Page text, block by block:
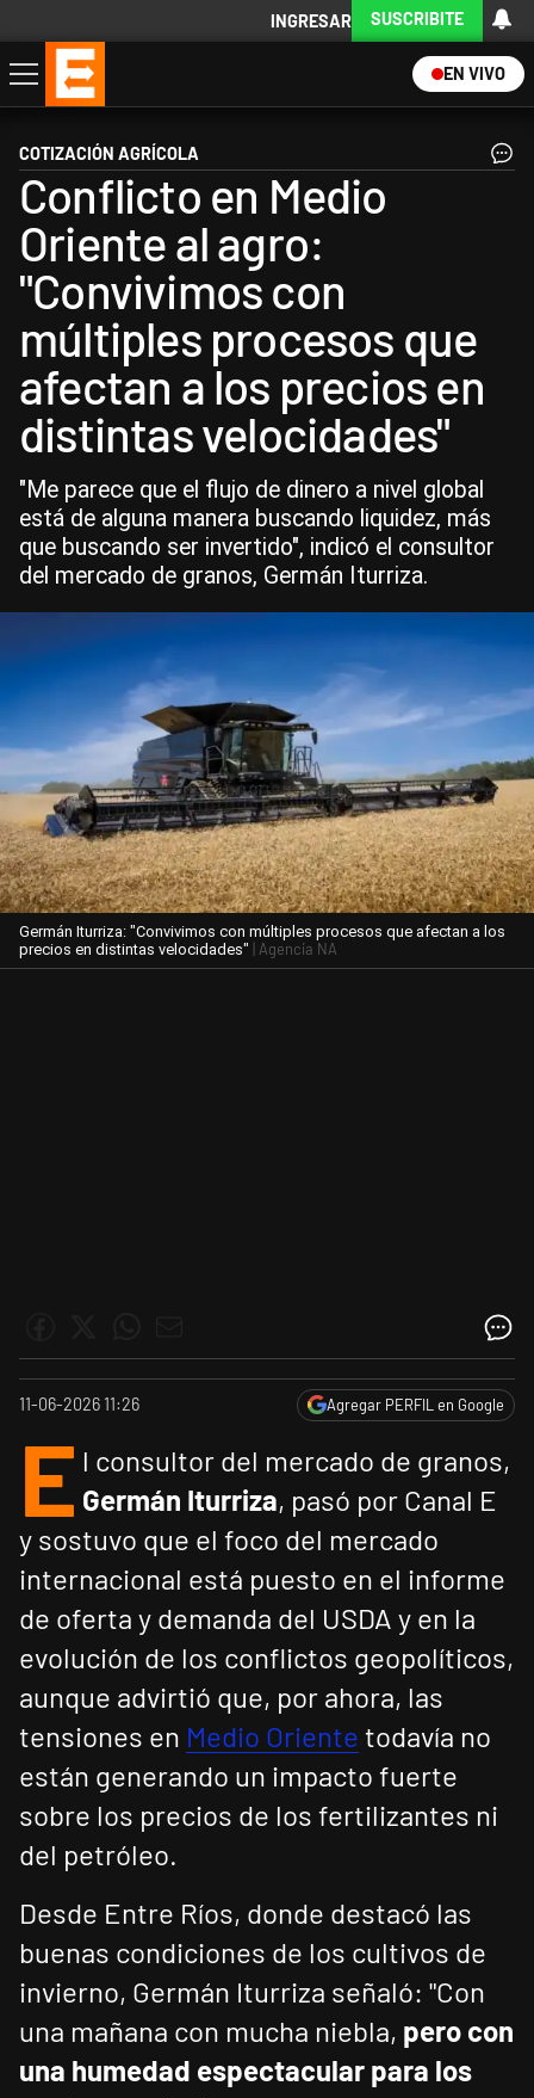
INGRESAR SUSCRIBITE
EN VIVO
Economía
Política
Internacional
Actualidad
Descargá la App
COTIZACIÓN AGRÍCOLA
Conflicto en Medio
Oriente al agro:
"Convivimos con
múltiples procesos que
afectan a los precios en
distintas velocidades"
"Me parece que el flujo de dinero a nivel global
está de alguna manera buscando liquidez, más
que buscando ser invertido", indicó el consultor
del mercado de granos, Germán Iturriza.
Germán Iturriza: "Convivimos con múltiples procesos que afectan a los
precios en distintas velocidades" | Agencia NA
11-06-2026 11:26 Agregar PERFIL en Google
E l consultor del mercado de granos,
Germán Iturriza, pasó por Canal E
y sostuvo que el foco del mercado
internacional está puesto en el informe
de oferta y demanda del USDA y en la
evolución de los conflictos geopolíticos,
aunque advirtió que, por ahora, las
tensiones en Medio Oriente todavía no
están generando un impacto fuerte
sobre los precios de los fertilizantes ni
del petróleo.
Desde Entre Ríos, donde destacó las
buenas condiciones de los cultivos de
invierno, Germán Iturriza señaló: "Con
una mañana con mucha niebla, pero con
una humedad espectacular para los